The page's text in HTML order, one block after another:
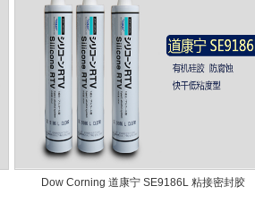
Dow Corning 道康宁 SE9186L 粘接密封胶